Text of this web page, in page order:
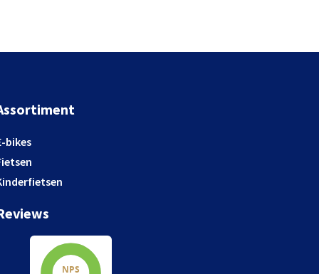
bikes